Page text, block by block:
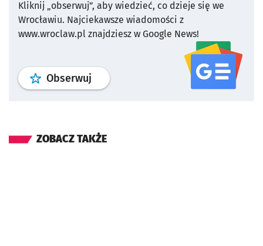
Kliknij „obserwuj”, aby wiedzieć, co dzieje się we
Wrocławiu. Najciekawsze wiadomości z
www.wroclaw.pl znajdziesz w Google News!
Obserwuj profil serwisu
ZOBACZ TAKŻE